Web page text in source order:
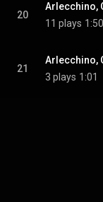
20
Arlecchino,
11 plays 1:50
21
3 plays 1:01